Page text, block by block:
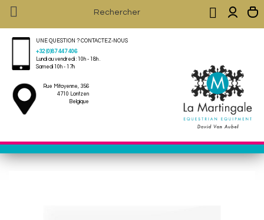
 
UNE QUESTION ? CONTACTEZ-NOUS
+32 (0)87 447 406
Lundi au vendredi : 10h - 18h .
Samedi 10h - 17h
Rue Mitoyenne, 356
4710 Lontzen
Belgique